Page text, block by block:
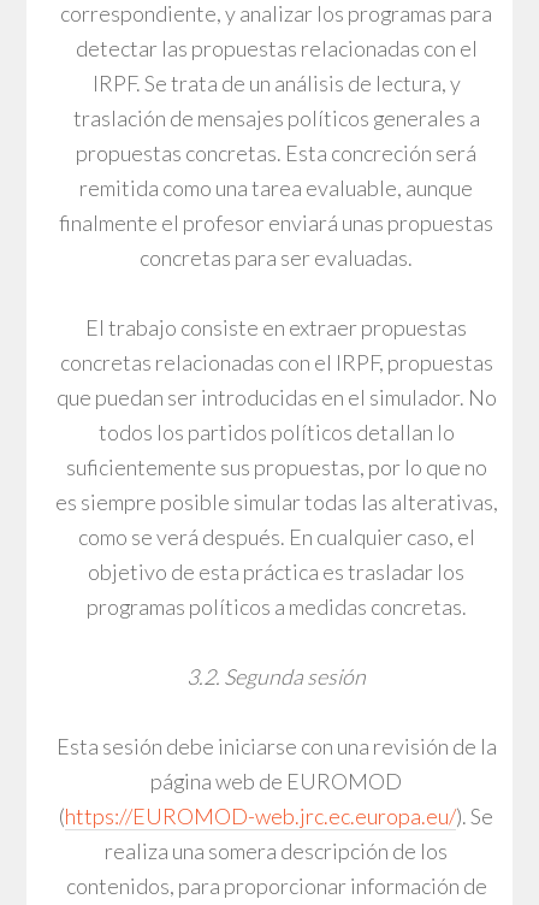
correspondiente, y analizar los programas para
detectar las propuestas relacionadas con el
IRPF. Se trata de un análisis de lectura, y
traslación de mensajes políticos generales a
propuestas concretas. Esta concreción será
remitida como una tarea evaluable, aunque
finalmente el profesor enviará unas propuestas
concretas para ser evaluadas.
El trabajo consiste en extraer propuestas
concretas relacionadas con el IRPF, propuestas
que puedan ser introducidas en el simulador. No
todos los partidos políticos detallan lo
suficientemente sus propuestas, por lo que no
es siempre posible simular todas las alterativas,
como se verá después. En cualquier caso, el
objetivo de esta práctica es trasladar los
programas políticos a medidas concretas.
3.2. Segunda sesión
Esta sesión debe iniciarse con una revisión de la
página web de EUROMOD
(https://EUROMOD-web.jrc.ec.europa.eu/). Se
realiza una somera descripción de los
contenidos, para proporcionar información de